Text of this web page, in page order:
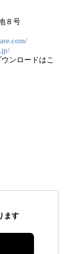
８号
ンロードはこ
ます